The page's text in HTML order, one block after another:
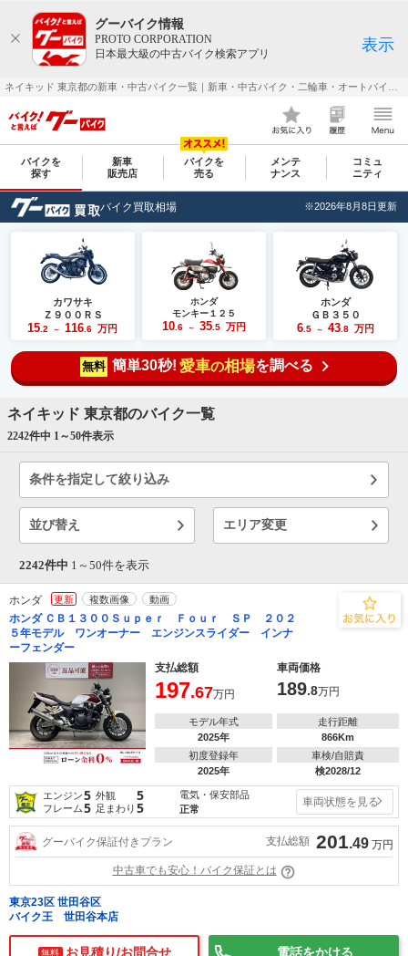
グーバイク情報
PROTO CORPORATION
日本最大級の中古バイク検索アプリ
表示
バイクを
探す
新車
販売店
バイクを
売る
メンテ
ナンス
コミュ
ニティ
バイク買取相場 ※2026年8月8日更新
カワサキ
Ｚ９００ＲＳ
15 .2 ～ 116 .6 万円
ホンダ
モンキー１２５
10 .6 ～ 35 .5 万円
ホンダ
ＧＢ３５０
6.5 ～ 43.8 万円
無料 簡単30秒! 愛車の相場を調べる
ネイキッド 東京都のバイク一覧
2242件中 1～50件表示
条件を指定して絞り込み
並び替え エリア変更
2242件中 1～ 50件を表示
ホンダ 更新 複数画像 動画
ホンダ ＣＢ１３００Ｓｕｐｅｒ Ｆｏｕｒ ＳＰ ２０２
５年モデル ワンオーナー エンジンスライダー インナ
ーフェンダー
支払総額
車両価格
197.67万円 189.8万円
モデル年式
2025年
走行距離
866Km
初度登録年
2025年
車検/自賠責
検2028/12
エンジン5 外観 5
フレーム5 足まわり 5
電気・保安部品
正常
車両状態を見る
グーバイク保証付きプラン 支払総額 201.49 万円
中古車でも安心！バイク保証とは
東京23区 世田谷区
バイク王 世田谷本店
無料 お見積り/お問合せ 電話をかける